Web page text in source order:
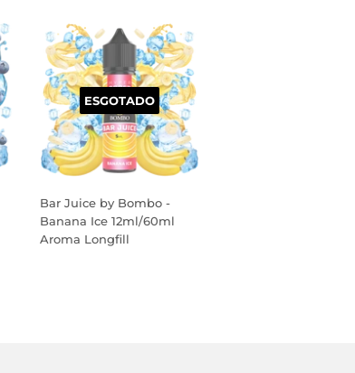
ESGOTADO
Bar Juice by Bombo -
Banana Ice 12ml/60ml
Aroma Longfill